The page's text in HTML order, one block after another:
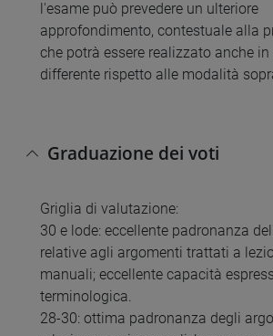
l'esame può prevedere un ulteriore
approfondimento, contestuale alla
che potrà essere realizzato anche
differente rispetto alle modalità
Graduazione dei voti
Griglia di valutazione:
30 e lode: eccellente padronanza
relative agli argomenti trattati a
manuali; eccellente capacità
terminologica.
28-30: ottima padronanza degli